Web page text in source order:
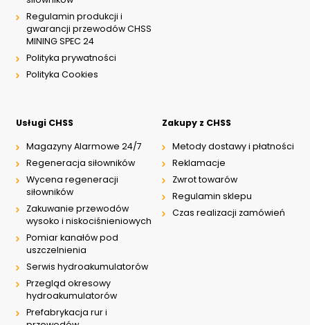
Regulamin produkcji i
gwarancji przewodów CHSS
MINING SPEC 24
Polityka prywatności
Polityka Cookies
Usługi CHSS
Magazyny Alarmowe 24/7
Regeneracja siłowników
Wycena regeneracji
siłowników
Zakuwanie przewodów
wysoko i niskociśnieniowych
Pomiar kanałów pod
uszczelnienia
Serwis hydroakumulatorów
Przegląd okresowy
hydroakumulatorów
Prefabrykacja rur i
Zakupy z CHSS
Metody dostawy i płatności
Reklamacje
Zwrot towarów
Regulamin sklepu
Czas realizacji zamówień